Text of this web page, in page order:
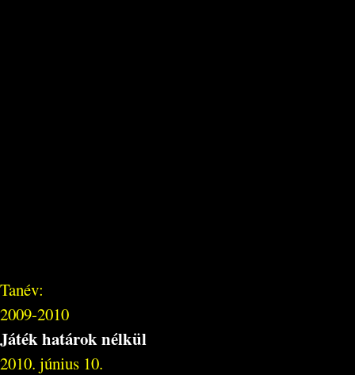
Tanév:
2009-2010
Játék határok nélkül
2010. június 10.